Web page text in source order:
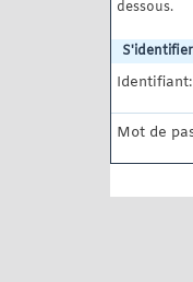
dessous.
S'identifier
Identifiant:
Mot de